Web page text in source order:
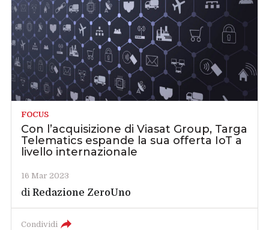
FOCUS
Con l’acquisizione di Viasat Group, Targa
Telematics espande la sua offerta IoT a
livello internazionale
16 Mar 2023
diRedazione ZeroUno
Condividi